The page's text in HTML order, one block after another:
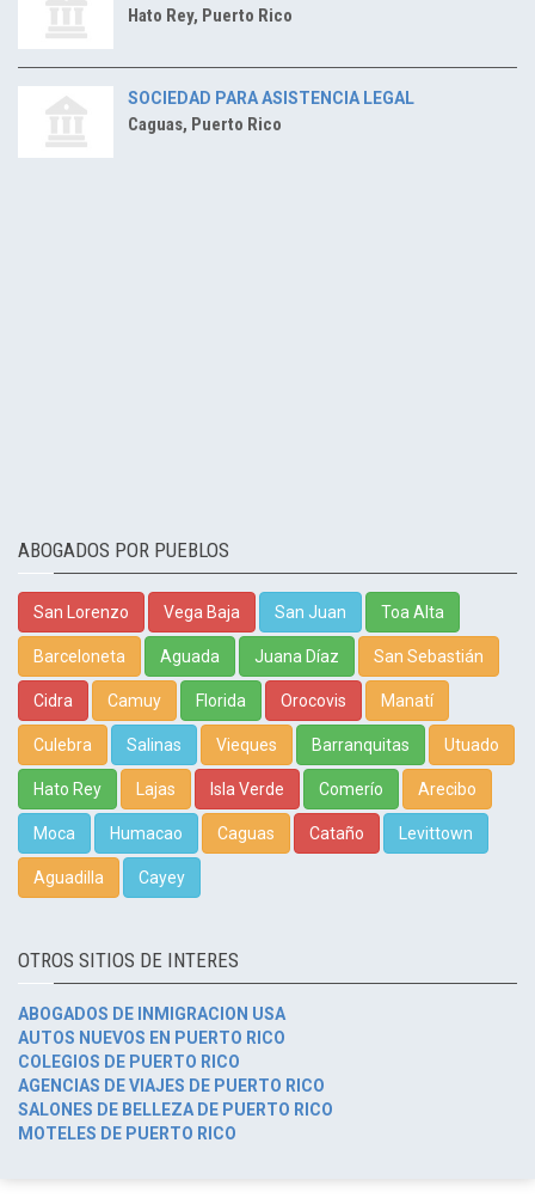
Hato Rey, Puerto Rico
SOCIEDAD PARA ASISTENCIA LEGAL
Caguas, Puerto Rico
ABOGADOS POR PUEBLOS
San Lorenzo Vega Baja San Juan Toa Alta
Barceloneta Aguada Juana Díaz San Sebastián
Cidra Camuy Florida Orocovis Manatí
Culebra Salinas Vieques Barranquitas Utuado
Hato Rey Lajas Isla Verde Comerío Arecibo
Moca Humacao Caguas Cataño Levittown
Aguadilla Cayey
OTROS SITIOS DE INTERES
ABOGADOS DE INMIGRACION USA
AUTOS NUEVOS EN PUERTO RICO
COLEGIOS DE PUERTO RICO
AGENCIAS DE VIAJES DE PUERTO RICO
SALONES DE BELLEZA DE PUERTO RICO
MOTELES DE PUERTO RICO